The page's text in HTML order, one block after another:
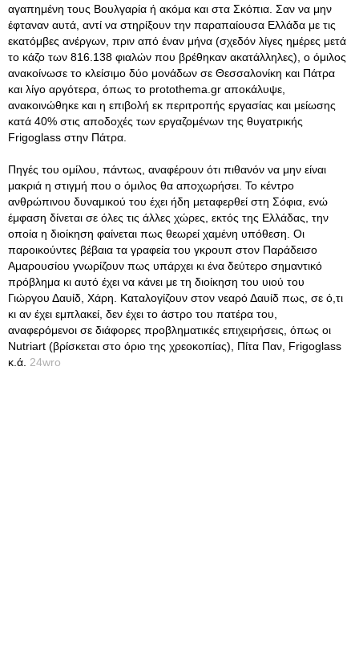
αγαπημένη τους Βουλγαρία ή ακόμα και στα Σκόπια. Σαν να μην
έφταναν αυτά, αντί να στηρίξουν την παραπαίουσα Ελλάδα με τις
εκατόμβες ανέργων, πριν από έναν μήνα (σχεδόν λίγες ημέρες μετά
το κάζο των 816.138 φιαλών που βρέθηκαν ακατάλληλες), ο όμιλος
ανακοίνωσε το κλείσιμο δύο μονάδων σε Θεσσαλονίκη και Πάτρα
και λίγο αργότερα, όπως το protothema.gr αποκάλυψε,
ανακοινώθηκε και η επιβολή εκ περιτροπής εργασίας και μείωσης
κατά 40% στις αποδοχές των εργαζομένων της θυγατρικής
Frigoglass στην Πάτρα.
Πηγές του ομίλου, πάντως, αναφέρουν ότι πιθανόν να μην είναι
μακριά η στιγμή που ο όμιλος θα αποχωρήσει. Το κέντρο
ανθρώπινου δυναμικού του έχει ήδη μεταφερθεί στη Σόφια, ενώ
έμφαση δίνεται σε όλες τις άλλες χώρες, εκτός της Ελλάδας, την
οποία η διοίκηση φαίνεται πως θεωρεί χαμένη υπόθεση. Οι
παροικούντες βέβαια τα γραφεία του γκρουπ στον Παράδεισο
Αμαρουσίου γνωρίζουν πως υπάρχει κι ένα δεύτερο σημαντικό
πρόβλημα κι αυτό έχει να κάνει με τη διοίκηση του υιού του
Γιώργου Δαυίδ, Χάρη. Καταλογίζουν στον νεαρό Δαυίδ πως, σε ό,τι
κι αν έχει εμπλακεί, δεν έχει το άστρο του πατέρα του,
αναφερόμενοι σε διάφορες προβληματικές επιχειρήσεις, όπως οι
Nutriart (βρίσκεται στο όριο της χρεοκοπίας), Πίτα Παν, Frigoglass
κ.ά. 24wro